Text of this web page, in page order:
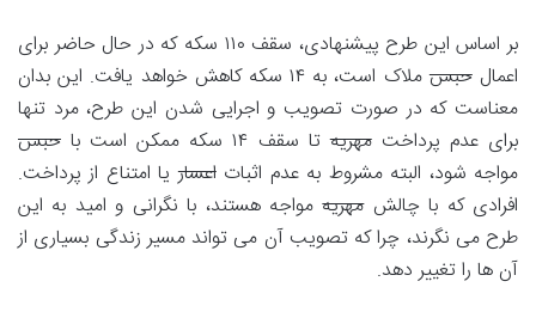
بر اساس این طرح پیشنهادی، سقف ۱۱۰ سکه که در حال حاضر برای
اعمالحبس
ملاک است، به ۱۴ سکه کاهش خواهد یافت. این بدان
معناست که در صورت تصویب و اجرایی شدن این طرح، مرد تنها
برای عدم پرداختمهریهتا سقف ۱۴ سکه ممکن است با
حبس
مواجه شود، البته مشروط به عدم اثباتاعساریا امتناع از پرداخت.
افرادی که با چالشمهریهمواجه هستند، با نگرانی و امید به این
طرح می نگرند، چرا که تصویب آن می تواند مسیر زندگی بسیاری از
آن ها را تغییر دهد.